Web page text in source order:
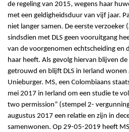
de regeling van 2015, wegens haar
met een geldigheidsduur van vijf jaar.
niet langer samen. De eerste verzoeker
sindsdien met DLS geen vooruitgang
van de voorgenomen echtscheiding en
haar heeft. Als gevolg hiervan blijven de
getrouwd en blijft DLS in Ierland wonen
Unieburger. MS, een Colombiaans
mei 2017 in Ierland om een studie te
two permission” (stempel 2-
augustus 2017 een relatie en zijn in
samenwonen. Op 29-05-2019 heeft